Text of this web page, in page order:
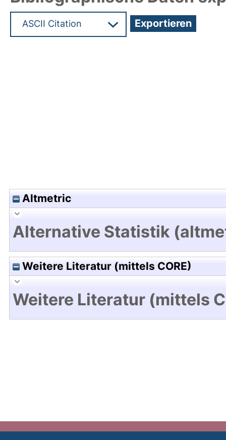
Altmetric
Alternative Statistik
Weitere Literatur (mittels CORE)
Weitere Literatur (mittels